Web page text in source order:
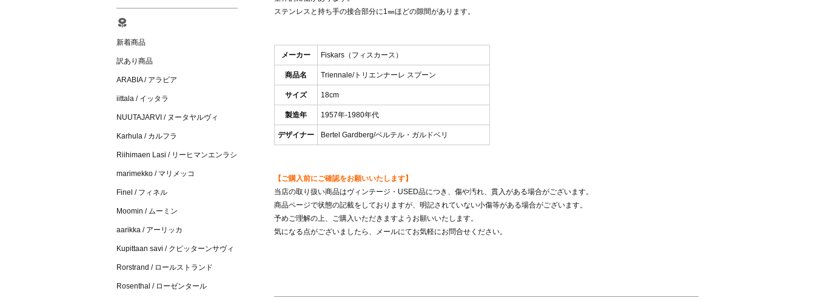
ステンレスと持ち手の接合部分に1㎜ほどの隙間があります。
メーカー Fiskars（フィスカース）
商品名 Triennale/トリエンナーレ スプーン
サイズ 18cm
製造年 1957年-1980年代
デザイナー Bertel Gardberg/ベルテル・ガルドベリ
【ご購入前にご確認をお願いいたします】
当店の取り扱い商品はヴィンテージ・USED品につき、傷や汚れ、貫入がある場合がございます。
商品ページで状態の記載をしておりますが、明記されていない小傷等がある場合がございます。
予めご理解の上、ご購入いただきますようお願いいたします。
気になる点がございましたら、メールにてお気軽にお問合せください。
新着商品
訳あり商品
ARABIA / アラビア
iittala / イッタラ
NUUTAJARVI / ヌータヤルヴィ
Karhula / カルフラ
Riihimaen Lasi / リーヒマンエンラシ
marimekko / マリメッコ
Finel / フィネル
Moomin / ムーミン
aarikka / アーリッカ
Kupittaan savi / クピッターンサヴィ
Rorstrand / ロールストランド
Rosenthal / ローゼンタール